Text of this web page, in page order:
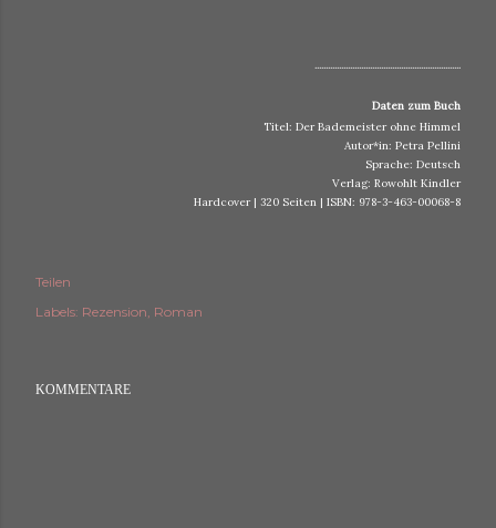
..................................................................
Daten zum Buch
Titel: Der Bademeister ohne Himmel
Autor*in: Petra Pellini
Sprache: Deutsch
Verlag: Rowohlt Kindler
Hardcover | 320 Seiten | ISBN: 978-3-463-00068-8
Teilen
Labels: Rezension Roman
KOMMENTARE